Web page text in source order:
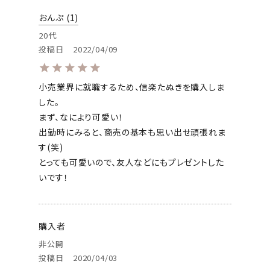
おんぷ 1
20代
投稿日
2022/04/09
小売業界に就職するため、信楽たぬきを購入しま
した。
まず、なにより可愛い！
出勤時にみると、商売の基本も思い出せ頑張れま
す(笑)
とっても可愛いので、友人などにもプレゼントした
いです！
購入者
非公開
投稿日
2020/04/03